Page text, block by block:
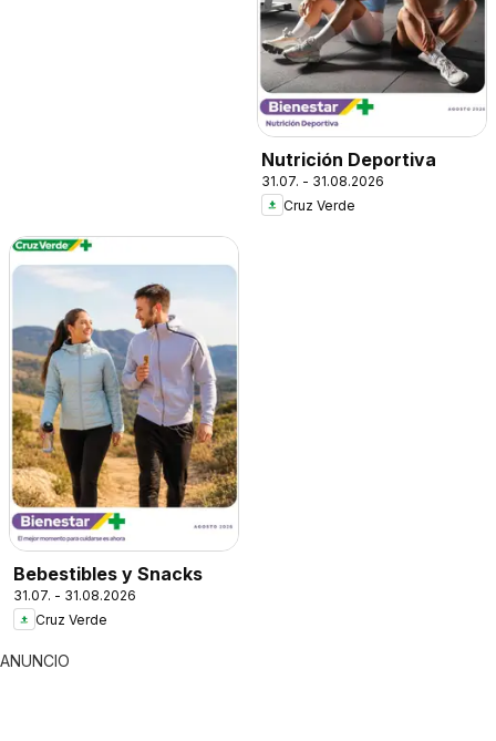
Nutrición Deportiva
31.07. - 31.08.2026
Cruz Verde
Bebestibles y Snacks
31.07. - 31.08.2026
Cruz Verde
ANUNCIO